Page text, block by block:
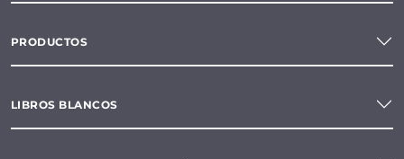
PRODUCTOS
LIBROS BLANCOS